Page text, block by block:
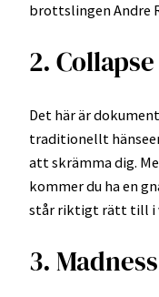
brottslingen Andre
2. Collapse
Det här är
traditionellt
att skrämma dig.
kommer du ha en
står riktigt rätt till i
3.